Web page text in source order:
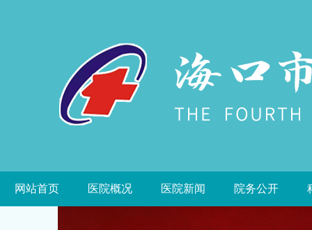
网站首页 医院概况 医院新闻 院务公开